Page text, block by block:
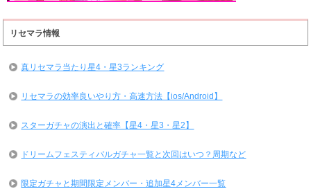
リセマラ情報
真リセマラ当たり星4・星3ランキング
リセマラの効率良いやり方・高速方法【ios/Android】
スターガチャの演出と確率【星4・星3・星2】
ドリームフェスティバルガチャ一覧と次回はいつ？周期など
限定ガチャと期間限定メンバー・追加星4メンバー一覧